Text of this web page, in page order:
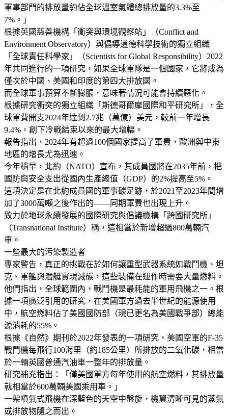
軍事部門的排放量約佔全球溫室氣體總排放量的3.3%至
7%。」
根據英國慈善機構「衝突與環境觀察站」（Conflict and
Environment Observatory）與倡導道德科學技術的獨立組織
「全球責任科學家」（Scientists for Global Responsibility）2022
年共同進行的一項研究，如果全球軍隊是一個國家，它將成為
僅次於中國、美國和印度的第四大排放國。
而全球軍事預算不斷膨脹，意味著情況可能會持續惡化。
根據研究衝突的獨立組織「斯德哥爾摩國際和平研究所」，全
球軍費開支2024年達到2.7兆（萬億）美元，較前一年增長
9.4%，創下冷戰結束以來的最大增幅。
報告指出，2024年有超過100個國家提高了軍費，歐洲與中東
地區的增長尤為迅速。
今年稍早，北約（NATO）宣布，其成員國將在2035年前，把
國防與安全支出從國內生產總值（GDP）的2%提高至5%。
這項決定是在北約成員國的軍事碳足跡，於2021至2023年間增
加了3000萬噸之後作出的——同期軍費也出現上升。
致力於地球永續發展的國際研究與倡議機構「跨國研究所」
（Transnational Institute）稱，這相當於新增超過800萬輛汽
車。
一些最大的污染製造者
專家警告，真正的挑戰在於如何讓重型武器系統如戰鬥機、坦
克、軍艦與潛艇實現減碳，這些裝備在運作時需要大量燃料。
他們指出，全球範圍內，戰鬥機是最耗能的軍用飛機之一。根
據一項廣泛引用的研究，在美國軍方過去半世紀的能源使用
中，航空燃料佔了美國國防部（現已更名為美國戰爭部）總能
源消耗的55%。
根據《自然》期刊於2022年發表的一項研究，美國空軍的F-35
戰鬥機每飛行100海里（約185公里）所排放的二氧化碳，相當
於一輛英國普通汽油車一整年的排放量。
研究補充指出：「僅美國軍方每年使用的航空燃料，其排放量
就相當於600萬輛美國乘用車。」
一架噴氣式飛機在深藍色的天空中盤旋，機翼清晰可見的蒸氣
或排放物隨之而出。